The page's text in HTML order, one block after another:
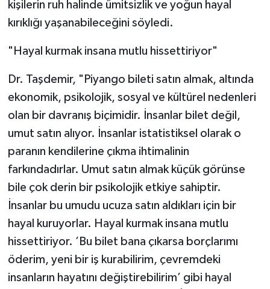
kişilerin ruh halinde ümitsizlik ve yoğun hayal
kırıklığı yaşanabileceğini söyledi.
"Hayal kurmak insana mutlu hissettiriyor"
Dr. Taşdemir, "Piyango bileti satın almak, altında
ekonomik, psikolojik, sosyal ve kültürel nedenleri
olan bir davranış biçimidir. İnsanlar bilet değil,
umut satın alıyor. İnsanlar istatistiksel olarak o
paranın kendilerine çıkma ihtimalinin
farkındadırlar. Umut satın almak küçük görünse
bile çok derin bir psikolojik etkiye sahiptir.
İnsanlar bu umudu ucuza satın aldıkları için bir
hayal kuruyorlar. Hayal kurmak insana mutlu
hissettiriyor. ’Bu bilet bana çıkarsa borçlarımı
öderim, yeni bir iş kurabilirim, çevremdeki
insanların hayatını değiştirebilirim’ gibi hayal